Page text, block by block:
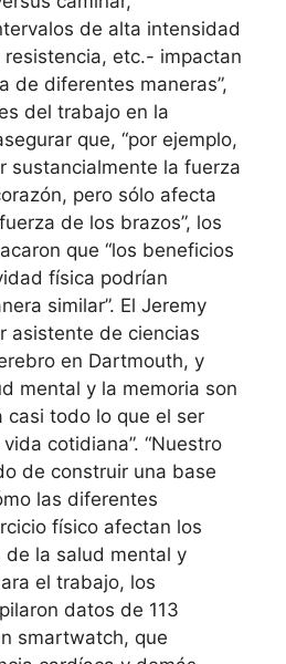
de alta intensidad
etc.- impactan
de diferentes maneras”,
del trabajo en la
que, “por ejemplo,
sustancialmente la fuerza
pero sólo afecta
de los brazos”, los
que “los beneficios
física podrían
similar”. El Jeremy
asistente de ciencias
en Dartmouth, y
mental y la memoria son
casi todo lo que el ser
cotidiana”. “Nuestro
de construir una base
las diferentes
físico afectan los
la salud mental y
el trabajo, los
datos de 113
smartwatch, que